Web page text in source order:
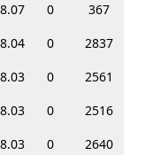
0
367
0
2837
0
2561
0
2516
0
2640